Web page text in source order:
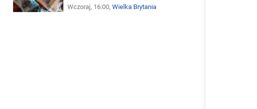
Wczoraj, 16:00,Wielka Brytania